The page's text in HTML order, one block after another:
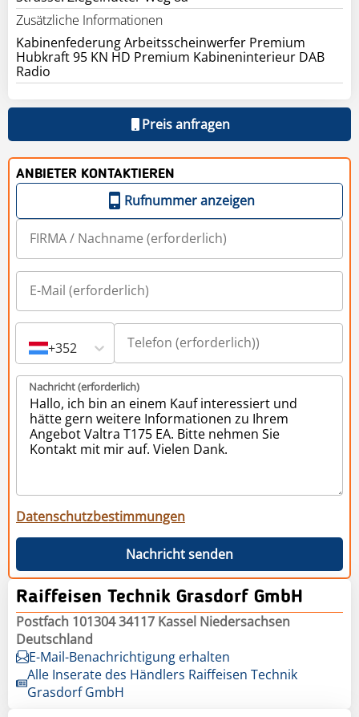
Zusätzliche Informationen
Kabinenfederung Arbeitsscheinwerfer Premium
Hubkraft 95 KN HD Premium Kabineninterieur DAB
Radio
Preis anfragen
ANBIETER KONTAKTIEREN
Rufnummer anzeigen
+352
Nachricht (erforderlich)
Datenschutzbestimmungen
Nachricht senden
Raiffeisen Technik Grasdorf GmbH
Postfach 101304 34117 Kassel Niedersachsen
Deutschland
E-Mail-Benachrichtigung erhalten
Alle Inserate des Händlers Raiffeisen Technik
Grasdorf GmbH